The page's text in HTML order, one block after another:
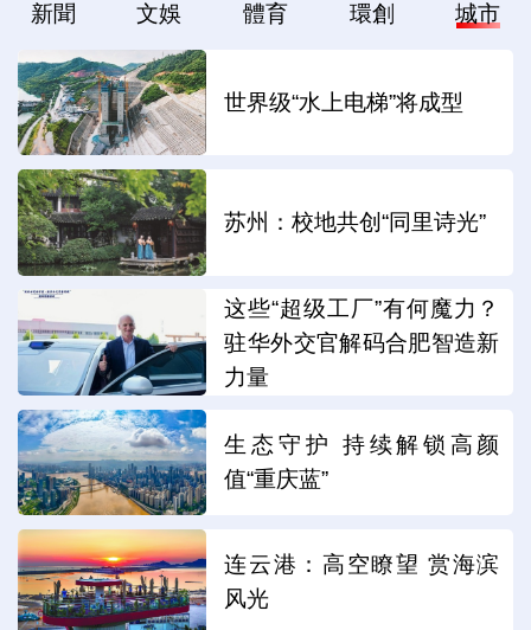
新聞 文娛 體育 環創 城市
世界级“水上电梯”将成型
苏州：校地共创“同里诗光”
这些“超级工厂”有何魔力？
驻华外交官解码合肥智造新
力量
生态守护 持续解锁高颜
值“重庆蓝”
连云港：高空瞭望 赏海滨
风光